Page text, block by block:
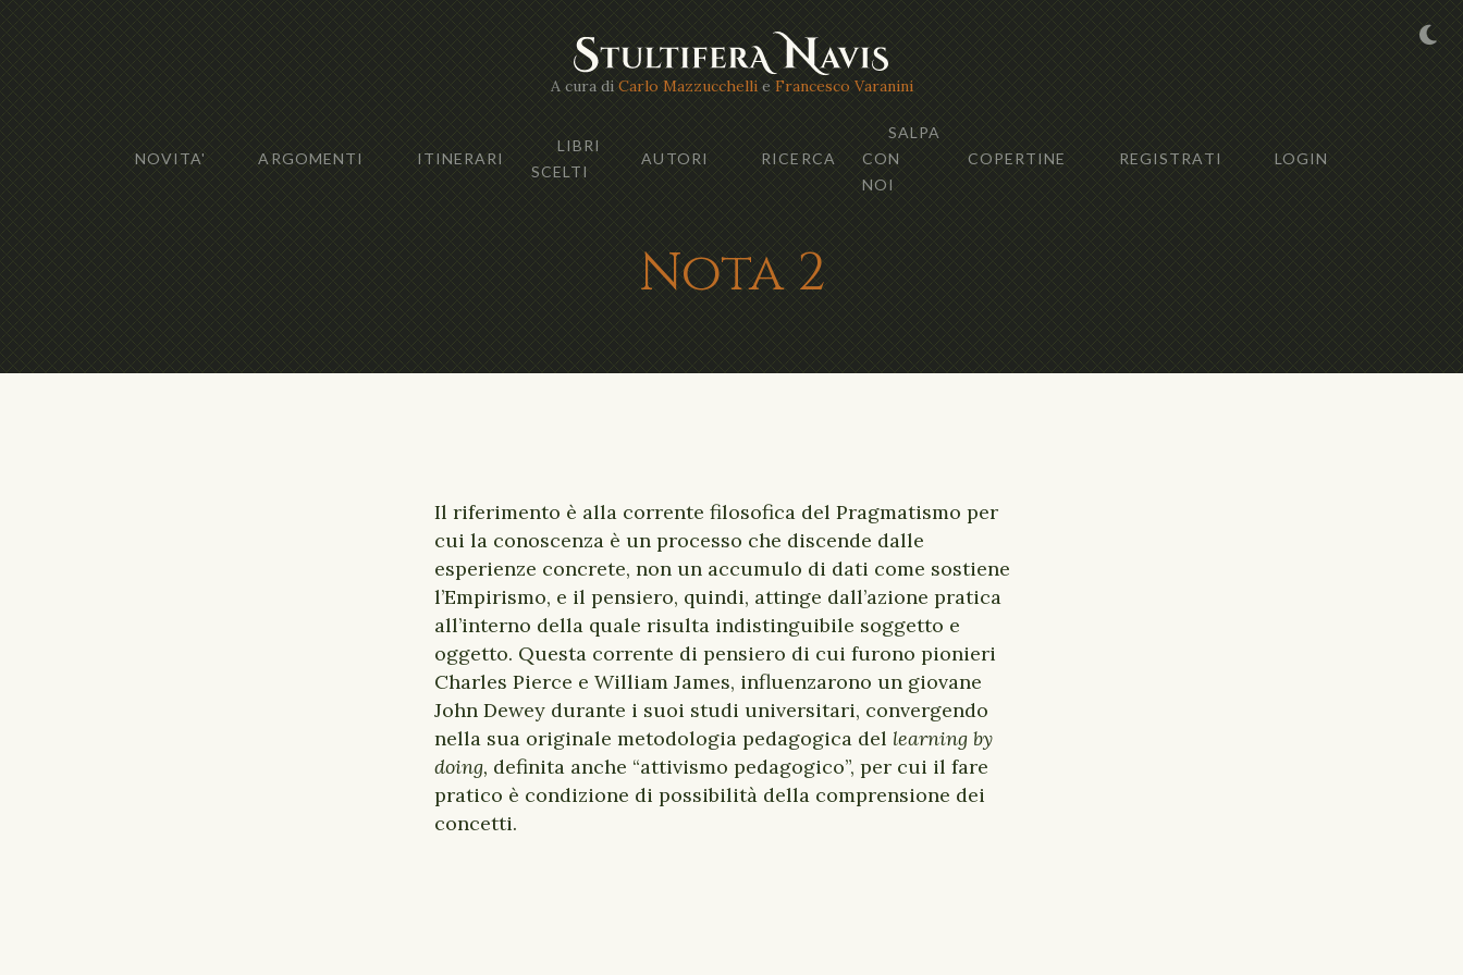
A cura di Carlo Mazzucchellie Francesco Varanini
NOVITA' ARGOMENTI ITINERARI
LIBRI
SCELTI
AUTORI RICERCA
SALPA
CON
NOI
COPERTINE REGISTRATI LOGIN
Nota 2
Il riferimento è alla corrente filosofica del Pragmatismo per
cui la conoscenza è un processo che discende dalle
esperienze concrete, non un accumulo di dati come sostiene
l’Empirismo, e il pensiero, quindi, attinge dall’azione pratica
all’interno della quale risulta indistinguibile soggetto e
oggetto. Questa corrente di pensiero di cui furono pionieri
Charles Pierce e William James, influenzarono un giovane
John Dewey durante i suoi studi universitari, convergendo
nella sua originale metodologia pedagogica del learning by
doing, definita anche “attivismo pedagogico”, per cui il fare
pratico è condizione di possibilità della comprensione dei
concetti.